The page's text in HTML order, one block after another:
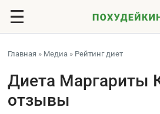
Главная » Медиа » Рейтинг диет
Диета Маргариты
отзывы